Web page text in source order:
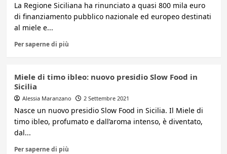
La Regione Siciliana ha rinunciato a quasi 800 mila euro
di finanziamento pubblico nazionale ed europeo destinati
al miele e...
Per saperne di più
Miele di timo ibleo: nuovo presidio Slow Food in
Sicilia
Alessia Maranzano 2 Settembre 2021
Nasce un nuovo presidio Slow Food in Sicilia. Il Miele di
timo ibleo, profumato e dall’aroma intenso, è diventato,
dal...
Per saperne di più